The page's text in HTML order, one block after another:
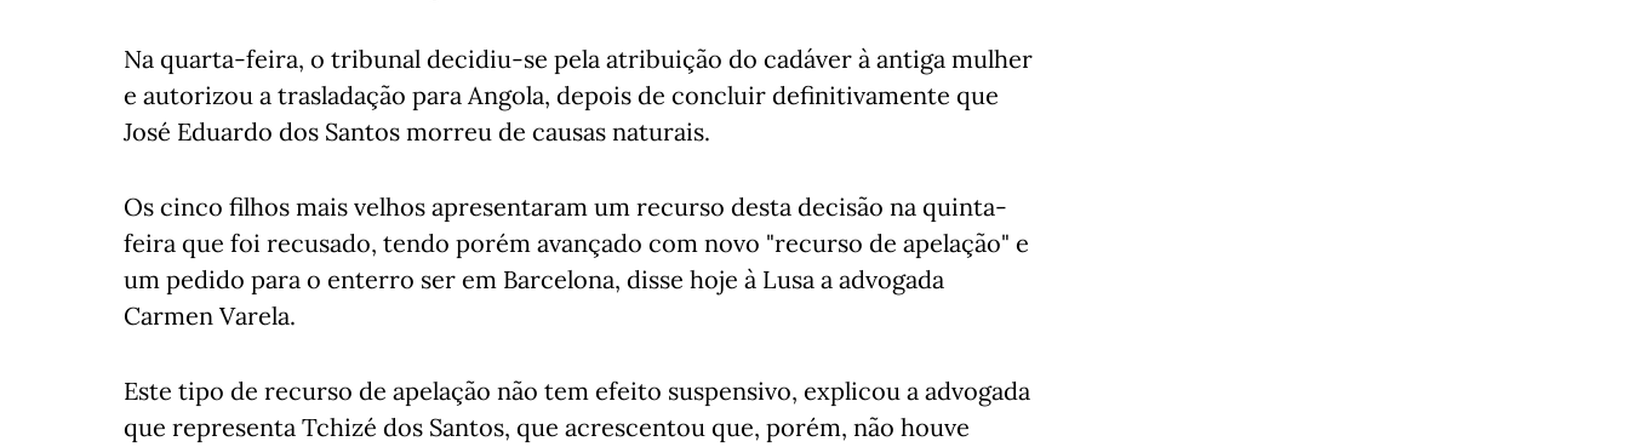
Na quarta-feira, o tribunal decidiu-se pela atribuição do cadáver à antiga mulher
e autorizou a trasladação para Angola, depois de concluir definitivamente que
José Eduardo dos Santos morreu de causas naturais.
Os cinco filhos mais velhos apresentaram um recurso desta decisão na quinta-
feira que foi recusado, tendo porém avançado com novo "recurso de apelação" e
um pedido para o enterro ser em Barcelona, disse hoje à Lusa a advogada
Carmen Varela.
Este tipo de recurso de apelação não tem efeito suspensivo, explicou a advogada
que representa Tchizé dos Santos, que acrescentou que, porém, não houve